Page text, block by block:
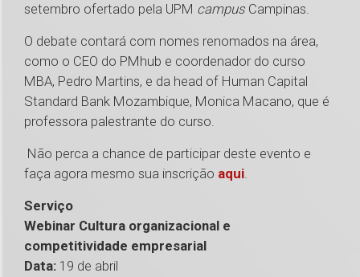
setembro ofertado pela UPM campus Campinas.
O debate contará com nomes renomados na área,
como o CEO do PMhub e coordenador do curso
MBA, Pedro Martins, e da head of Human Capital
Standard Bank Mozambique, Monica Macano, que é
professora palestrante do curso.
Não perca a chance de participar deste evento e
faça agora mesmo sua inscrição aqui.
Serviço
Webinar Cultura organizacional e
competitividade empresarial
Data: 19 de abril